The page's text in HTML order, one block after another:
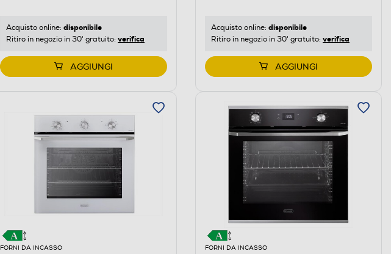
Acquisto online: disponibile
Ritiro in negozio in 30' gratuito: verifica
AGGIUNGI
Acquisto online: disponibile
Ritiro in negozio in 30' gratuito: verifica
AGGIUNGI
FORNI DA INCASSO FORNI DA INCASSO